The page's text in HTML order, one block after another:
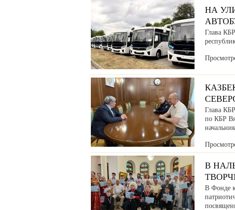
НА
Глава
Глава
по КБР
В
В Фонде